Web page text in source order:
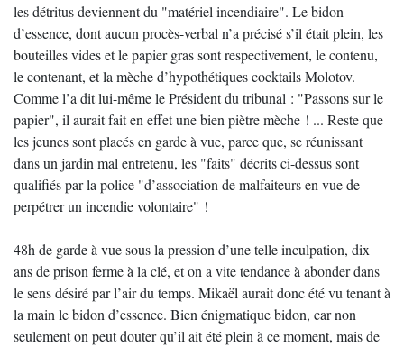
les détritus deviennent du "matériel incendiaire". Le bidon
d’essence, dont aucun procès-verbal n’a précisé s’il était plein, les
bouteilles vides et le papier gras sont respectivement, le contenu,
le contenant, et la mèche d’hypothétiques cocktails Molotov.
Comme l’a dit lui-même le Président du tribunal : "Passons sur le
papier", il aurait fait en effet une bien piètre mèche ! ... Reste que
les jeunes sont placés en garde à vue, parce que, se réunissant
dans un jardin mal entretenu, les "faits" décrits ci-dessus sont
qualifiés par la police "d’association de malfaiteurs en vue de
perpétrer un incendie volontaire" !
48h de garde à vue sous la pression d’une telle inculpation, dix
ans de prison ferme à la clé, et on a vite tendance à abonder dans
le sens désiré par l’air du temps. Mikaël aurait donc été vu tenant à
la main le bidon d’essence. Bien énigmatique bidon, car non
seulement on peut douter qu’il ait été plein à ce moment, mais de